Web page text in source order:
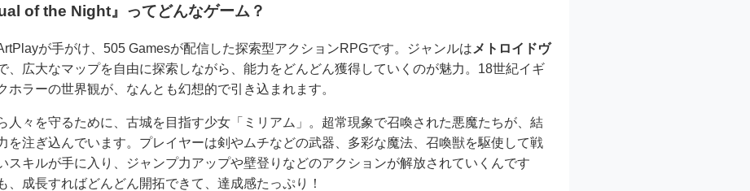
of the Night』ってどんなゲーム？
が手がけ、505 Gamesが配信した探索型アクションRPGです。ジャンルは メトロイドヴ
、広大なマップを自由に探索しながら、能力をどんどん獲得していくのが魅力。18世紀イギ
ホラーの世界観が、なんとも幻想的で引き込まれます。
人々を守るために、古城を目指す少女「ミリアム」。超常現象で召喚された悪魔たちが、結
を注ぎ込んでいます。プレイヤーは剣やムチなどの武器、多彩な魔法、召喚獣を駆使して戦
スキルが手に入り、ジャンプ力アップや壁登りなどのアクションが解放されていくんです
、成長すればどんどん開拓できて、達成感たっぷり！